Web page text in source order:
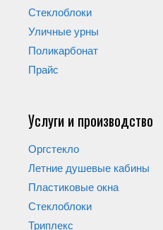
Стеклоблоки
Уличные урны
Поликарбонат
Прайс
Услуги и производство
Оргстекло
Летние душевые кабины
Пластиковые окна
Стеклоблоки
Триплекс